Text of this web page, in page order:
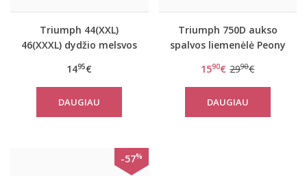
Triumph 44(XXL)
46(XXXL) dydžio melsvos
medvilninė miego
palaidinė Mix Match LSL
TOP Chest Pocket 01
1495€
DAUGIAU
Triumph 750D aukso
spalvos liemenėlė Peony
1590€ 2990€
DAUGIAU
-57%